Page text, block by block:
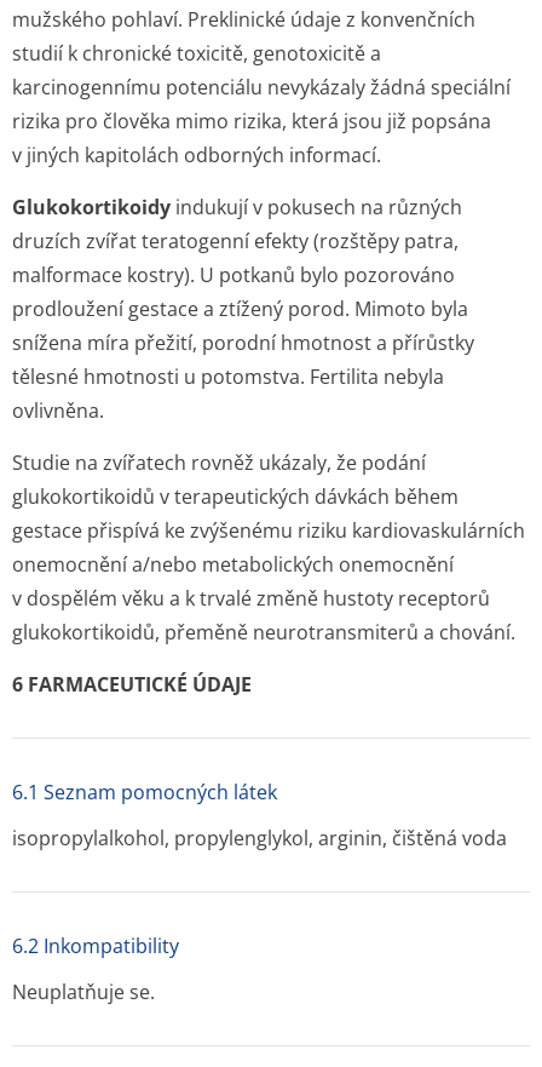
mužského pohlaví. Preklinické údaje z konvenčních
studií k chronické toxicitě, genotoxicitě a
karcinogennímu potenciálu nevykázaly žádná speciální
rizika pro člověka mimo rizika, která jsou již popsána
v jiných kapitolách odborných informací.
Glukokortikoidy indukují v pokusech na různých
druzích zvířat teratogenní efekty (rozštěpy patra,
malformace kostry). U potkanů bylo pozorováno
prodloužení gestace a ztížený porod. Mimoto byla
snížena míra přežití, porodní hmotnost a přírůstky
tělesné hmotnosti u potomstva. Fertilita nebyla
ovlivněna.
Studie na zvířatech rovněž ukázaly, že podání
glukokortikoidů v terapeutických dávkách během
gestace přispívá ke zvýšenému riziku kardiovaskulárních
onemocnění a/nebo metabolických onemocnění
v dospělém věku a k trvalé změně hustoty receptorů
glukokortikoidů, přeměně neurotransmiterů a chování.
6 FARMACEUTICKÉ ÚDAJE
6.1 Seznam pomocných látek
isopropylalkohol, propylenglykol, arginin, čištěná voda
6.2 Inkompatibility
Neuplatňuje se.